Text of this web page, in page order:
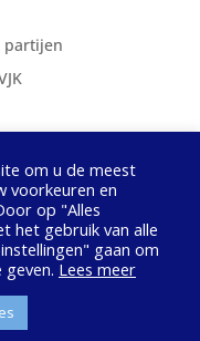
partijen
Lokaal
om u de meest
voorkeuren en
op "Alles
het gebruik van alle
gaan om
Lees meer